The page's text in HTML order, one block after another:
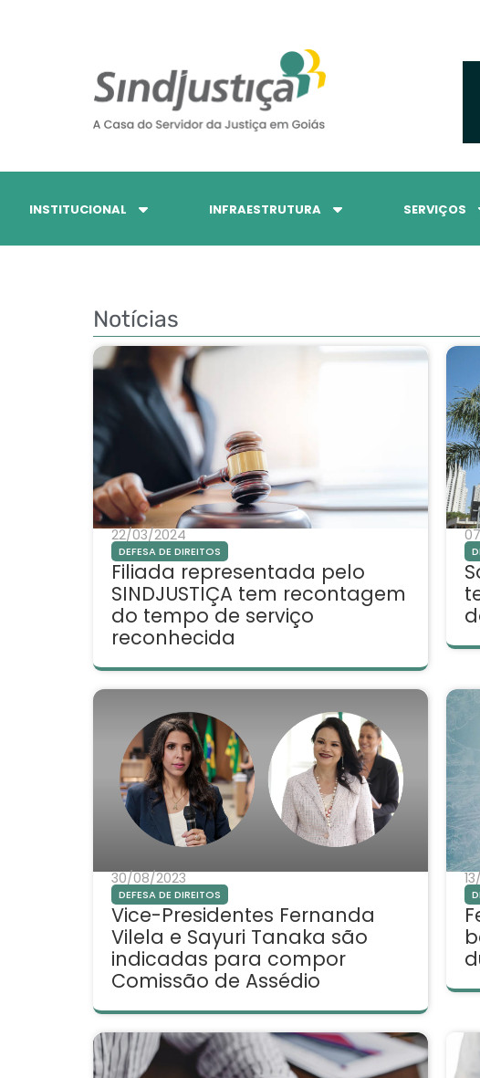
INSTITUCIONAL INFRAESTRUTURA SERVIÇOS
Notícias
22/03/2024
DEFESA DE DIREITOS
Filiada representada pelo
SINDJUSTIÇA tem recontagem
do tempo de serviço
reconhecida
30/08/2023
DEFESA DE DIREITOS
Vice-Presidentes Fernanda
Vilela e Sayuri Tanaka são
indicadas para compor
Comissão de Assédio